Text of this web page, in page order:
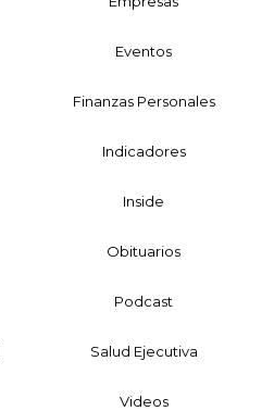
Eventos
Finanzas Personales
Indicadores
Inside
Obituarios
Podcast
Salud Ejecutiva
Videos